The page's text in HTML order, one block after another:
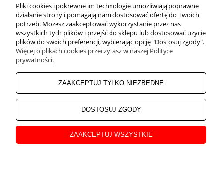
POMOC
ZAKUPY
MOJE KONTO
INFORMACJE
O NAS
Pliki cookies i pokrewne im technologie umożliwiają poprawne
działanie strony i pomagają nam dostosować ofertę do Twoich
potrzeb. Możesz zaakceptować wykorzystanie przez nas
wszystkich tych plików i przejść do sklepu lub dostosować użycie
plików do swoich preferencji, wybierając opcję "Dostosuj zgody".
Więcej o plikach cookies przeczytasz w naszej Polityce
prywatności.
ZAAKCEPTUJ TYLKO NIEZBĘDNE
DOSTOSUJ ZGODY
ZAAKCEPTUJ WSZYSTKIE